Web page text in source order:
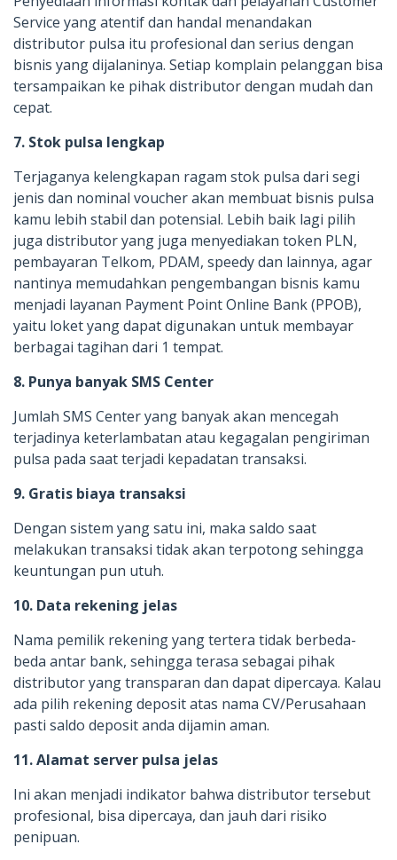
Service yang atentif dan handal menandakan
distributor pulsa itu profesional dan serius dengan
bisnis yang dijalaninya. Setiap komplain pelanggan bisa
tersampaikan ke pihak distributor dengan mudah dan
cepat.
7. Stok pulsa lengkap
Terjaganya kelengkapan ragam stok pulsa dari segi
jenis dan nominal voucher akan membuat bisnis pulsa
kamu lebih stabil dan potensial. Lebih baik lagi pilih
juga distributor yang juga menyediakan token PLN,
pembayaran Telkom, PDAM, speedy dan lainnya, agar
nantinya memudahkan pengembangan bisnis kamu
menjadi layanan Payment Point Online Bank (PPOB),
yaitu loket yang dapat digunakan untuk membayar
berbagai tagihan dari 1 tempat.
8. Punya banyak SMS Center
Jumlah SMS Center yang banyak akan mencegah
terjadinya keterlambatan atau kegagalan pengiriman
pulsa pada saat terjadi kepadatan transaksi.
9. Gratis biaya transaksi
Dengan sistem yang satu ini, maka saldo saat
melakukan transaksi tidak akan terpotong sehingga
keuntungan pun utuh.
10. Data rekening jelas
Nama pemilik rekening yang tertera tidak berbeda-
beda antar bank, sehingga terasa sebagai pihak
distributor yang transparan dan dapat dipercaya. Kalau
ada pilih rekening deposit atas nama CV/Perusahaan
pasti saldo deposit anda dijamin aman.
11. Alamat server pulsa jelas
Ini akan menjadi indikator bahwa distributor tersebut
profesional, bisa dipercaya, dan jauh dari risiko
penipuan.